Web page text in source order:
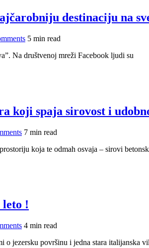
destinaciju na
5 min read
Na društvenoj mreži Facebook ljudi su
koji spaja sirovost i
7 min read
koja te odmah osvaja – sirovi
!
4 min read
o jezersku površinu i jedna stara italijanska